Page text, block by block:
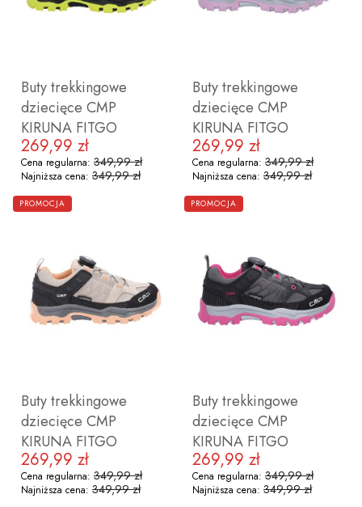
Buty trekkingowe
dziecięce CMP
KIRUNA FITGO
Cena promocyjna
269,99 zł
Cena regularna: 349,99 zł
Najniższa cena: 349,99 zł
ZOBACZ PRODUKT
Buty trekkingowe
dziecięce CMP
KIRUNA FITGO
Cena promocyjna
269,99 zł
Cena regularna: 349,99 zł
Najniższa cena: 349,99 zł
ZOBACZ PRODUKT
PROMOCJA
Buty trekkingowe
dziecięce CMP
KIRUNA FITGO
Cena promocyjna
269,99 zł
Cena regularna: 349,99 zł
Najniższa cena: 349,99 zł
ZOBACZ PRODUKT
PROMOCJA
Buty trekkingowe
dziecięce CMP
KIRUNA FITGO
Cena promocyjna
269,99 zł
Cena regularna: 349,99 zł
Najniższa cena: 349,99 zł
ZOBACZ PRODUKT